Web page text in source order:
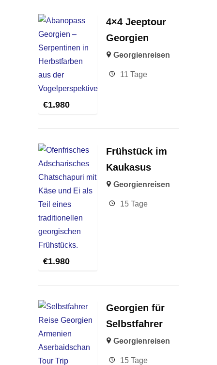
€1.980
4×4 Jeeptour
Georgien
Georgienreisen
11 Tage
€1.980
Frühstück im
Kaukasus
Georgienreisen
15 Tage
Georgien für
Selbstfahrer
Georgienreisen
15 Tage